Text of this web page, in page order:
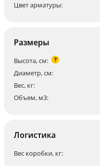
Цвет арматуры:
Размеры
Высота, см: ?
Диаметр, см:
Вес, кг:
Объем, м3:
Логистика
Вес коробки, кг: